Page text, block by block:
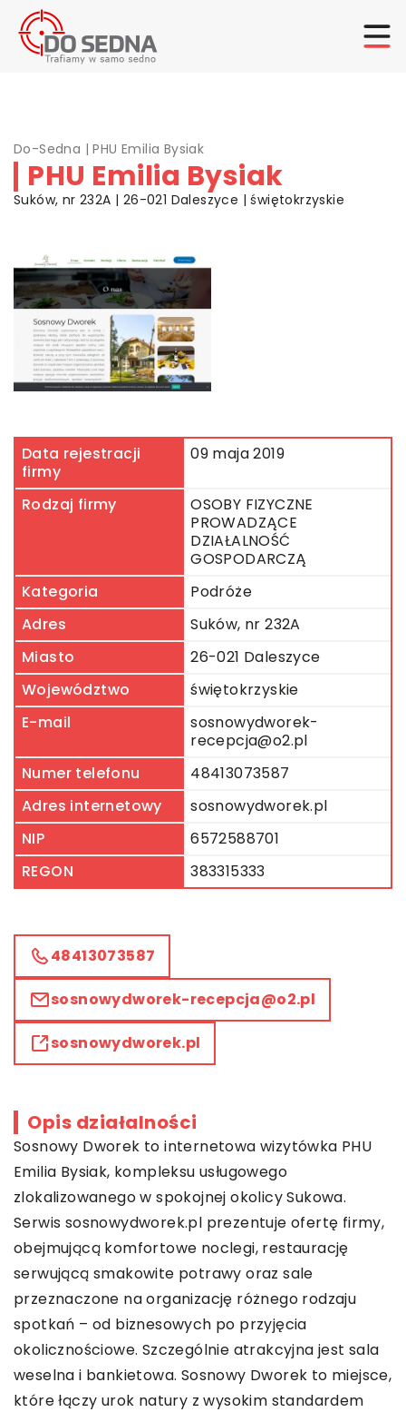
Do-Sedna |PHU Emilia Bysiak
PHU Emilia Bysiak
Suków, nr 232A | 26-021 Daleszyce | świętokrzyskie
Data rejestracji
firmy
09 maja 2019
Rodzaj firmy
OSOBY FIZYCZNE
PROWADZĄCE
DZIAŁALNOŚĆ
GOSPODARCZĄ
Kategoria
Podróże
Adres
Suków, nr 232A
Miasto
26-021 Daleszyce
Województwo
świętokrzyskie
E-mail
sosnowydworek-
recepcja@o2.pl
Numer telefonu
48413073587
Adres internetowy
sosnowydworek.pl
NIP
6572588701
REGON
383315333
48413073587
sosnowydworek-recepcja@o2.pl
sosnowydworek.pl
Opis działalności
Sosnowy Dworek to internetowa wizytówka PHU
Emilia Bysiak, kompleksu usługowego
zlokalizowanego w spokojnej okolicy Sukowa.
Serwis sosnowydworek.pl prezentuje ofertę firmy,
obejmującą komfortowe noclegi, restaurację
serwującą smakowite potrawy oraz sale
przeznaczone na organizację różnego rodzaju
spotkań – od biznesowych po przyjęcia
okolicznościowe. Szczególnie atrakcyjna jest sala
weselna i bankietowa. Sosnowy Dworek to miejsce,
które łączy urok natury z wysokim standardem